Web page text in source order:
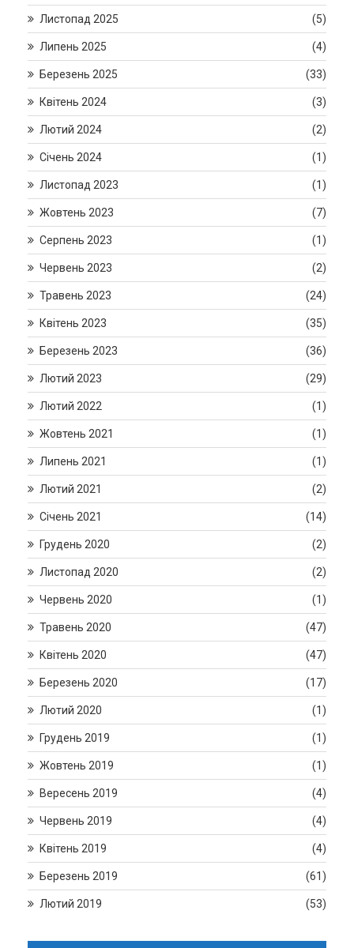
Листопад 2025 (5)
Липень 2025 (4)
Березень 2025 (33)
Квітень 2024 (3)
Лютий 2024 (2)
Січень 2024 (1)
Листопад 2023 (1)
Жовтень 2023 (7)
Серпень 2023 (1)
Червень 2023 (2)
Травень 2023 (24)
Квітень 2023 (35)
Березень 2023 (36)
Лютий 2023 (29)
Лютий 2022 (1)
Жовтень 2021 (1)
Липень 2021 (1)
Лютий 2021 (2)
Січень 2021 (14)
Грудень 2020 (2)
Листопад 2020 (2)
Червень 2020 (1)
Травень 2020 (47)
Квітень 2020 (47)
Березень 2020 (17)
Лютий 2020 (1)
Грудень 2019 (1)
Жовтень 2019 (1)
Вересень 2019 (4)
Червень 2019 (4)
Квітень 2019 (4)
Березень 2019 (61)
Лютий 2019 (53)